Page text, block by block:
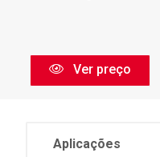
Ver preço
Aplicações